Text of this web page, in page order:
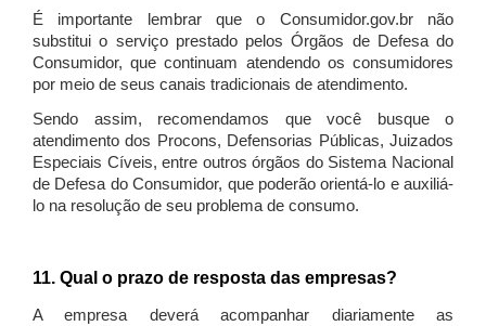
É importante lembrar que o Consumidor.gov.br não
substitui o serviço prestado pelos Órgãos de Defesa do
Consumidor, que continuam atendendo os consumidores
por meio de seus canais tradicionais de atendimento.
Sendo assim, recomendamos que você busque o
atendimento dos Procons, Defensorias Públicas, Juizados
Especiais Cíveis, entre outros órgãos do Sistema Nacional
de Defesa do Consumidor, que poderão orientá-lo e auxiliá-
lo na resolução de seu problema de consumo.
11. Qual o prazo de resposta das empresas?
A empresa deverá acompanhar diariamente as